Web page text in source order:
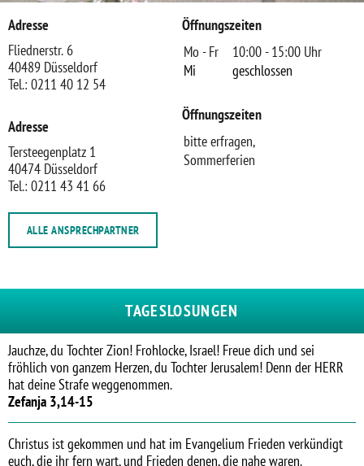
Adresse
Fliednerstr. 6
40489 Düsseldorf
Tel.: 0211 40 12 54
Adresse
Tersteegenplatz 1
40474 Düsseldorf
Tel.: 0211 43 41 66
Öffnungszeiten
Mo - Fr
10:00 - 15:00 Uhr
Mi
geschlossen
Öffnungszeiten
bitte erfragen,
Sommerferien
ALLE ANSPRECHPARTNER
TAGESLOSUNGEN
Jauchze, du Tochter Zion! Frohlocke, Israel! Freue dich und sei
fröhlich von ganzem Herzen, du Tochter Jerusalem! Denn der HERR
hat deine Strafe weggenommen.
Zefanja 3,14-15
Christus ist gekommen und hat im Evangelium Frieden verkündigt
euch, die ihr fern wart, und Frieden denen, die nahe waren.